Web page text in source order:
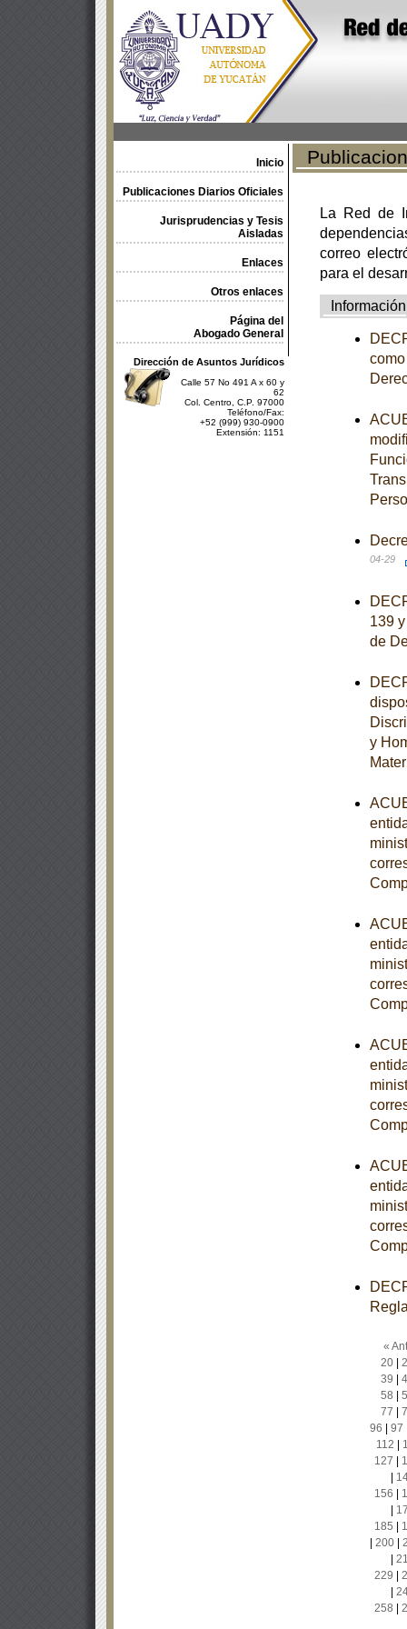
Inicio
Publicaciones Diarios Oficiales
Jurisprudencias y Tesis
Aisladas
Enlaces
Otros enlaces
Página del
Abogado General
Dirección de Asuntos Jurídicos
Calle 57 No 491 A x 60 y
62
Col. Centro, C.P. 97000
Teléfono/Fax:
+52 (999) 930-0900
Extensión: 1151
La Red de
correo
para el
Información
04-29
139
de
y
«
20|
39
58
77
96
97
112
127
156
185
200|
229
258